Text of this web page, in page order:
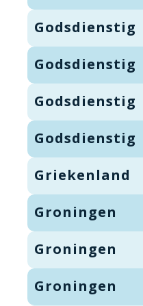
Godsdienstig
Godsdienstig
Godsdienstig
Godsdienstig
Griekenland
Groningen
Groningen
Groningen